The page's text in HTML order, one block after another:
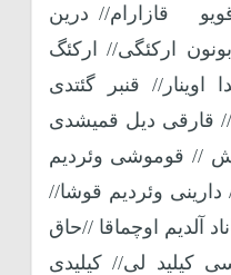
قازارام// درین
ارکئگی// ارکئگ
اوینار// قنبر گئتدی
قارقی دیل قمیشدی
// قوموشی وئردیم
دارینی وئردیم قوشا//
آلدیم اوچماقا //حاق
کیلید لی// کیلیدی